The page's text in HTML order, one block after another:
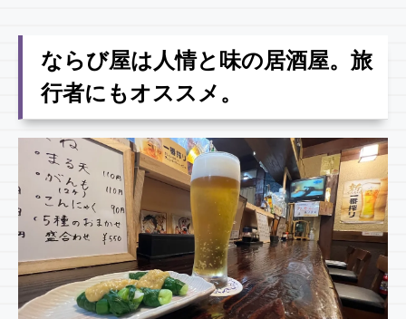
ならび屋は人情と味の居酒屋。旅
行者にもオススメ。